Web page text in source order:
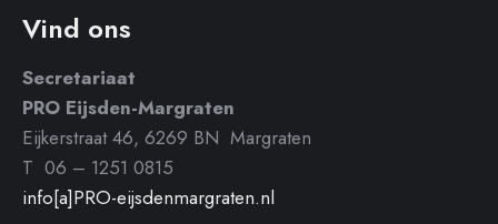
Vind ons
Secretariaat
PRO Eijsden-Margraten
Eijkerstraat 46, 6269 BN Margraten
T 06 – 1251 0815
info[a]PRO-eijsdenmargraten.nl